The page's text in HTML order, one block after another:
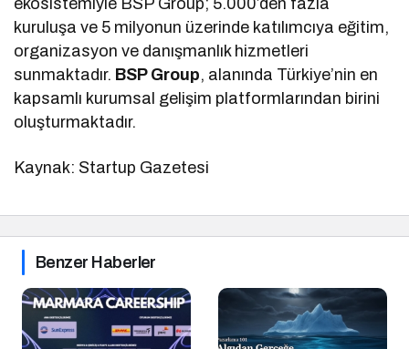
kuruluşa ve 5 milyonun üzerinde katılımcıya eğitim,
organizasyon ve danışmanlık hizmetleri
sunmaktadır. BSP Group, alanında Türkiye’nin en
kapsamlı kurumsal gelişim platformlarından birini
oluşturmaktadır.
Kaynak: Startup Gazetesi
Benzer Haberler